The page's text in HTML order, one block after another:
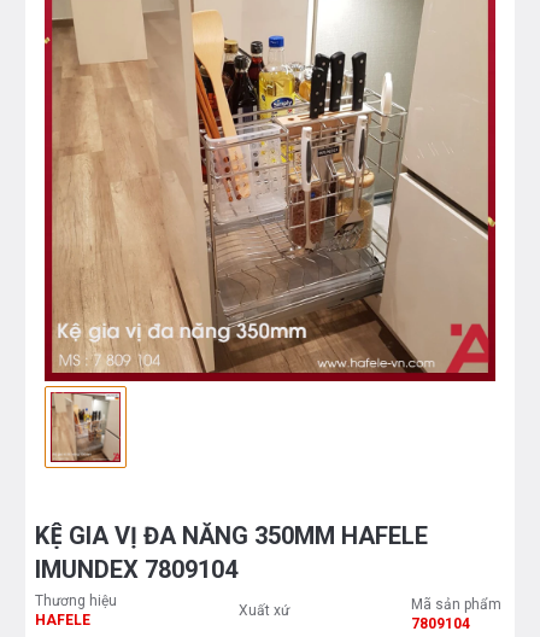
KỆ GIA VỊ ĐA NĂNG 350MM HAFELE
IMUNDEX 7809104
Thương hiệu
HAFELE
Xuất xứ
Mã sản phẩm
7809104